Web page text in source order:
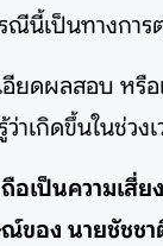
ณีนี้เป็นทางกา
อียดผลสอบ หรื
เกิดขึ้นในช่วงเ
อเป็นความเสี่
อง นายชัชชา